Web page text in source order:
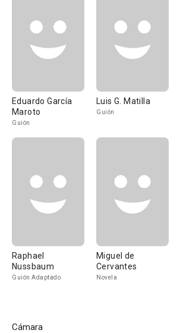
Eduardo García
Maroto
Guión
Luis G. Matilla
Guión
Raphael
Nussbaum
Guión Adaptado
Miguel de
Cervantes
Novela
Cámara